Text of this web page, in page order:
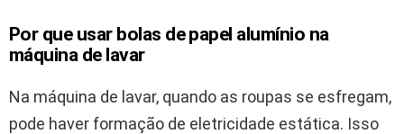
Por que usar bolas de papel alumínio na
máquina de lavar
Na máquina de lavar, quando as roupas se esfregam,
pode haver formação de eletricidade estática. Isso